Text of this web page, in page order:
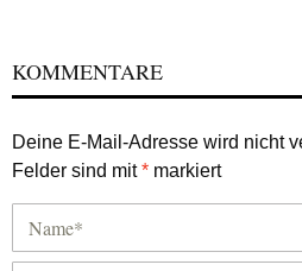
KOMMENTARE
Deine E-Mail-Adresse wird nicht
Felder sind mit* markiert